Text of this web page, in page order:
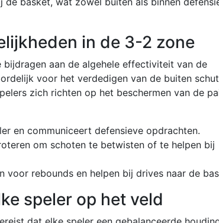
in de 3-2 zone
aan de algehele effectiviteit van de
voor het verdedigen van de buiten
zich richten op het beschermen van de
en communiceert defensieve opdrachten.
om schoten te betwisten of te helpen bij
voor rebounds en helpen bij drives naar de
speler op het veld